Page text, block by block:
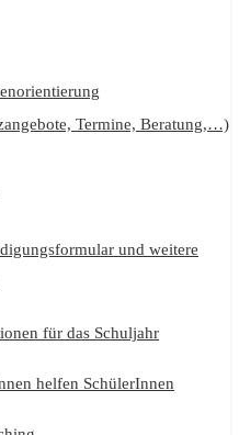
Termine, Beratung,…)
und weitere
für das Schuljahr
helfen SchülerInnen